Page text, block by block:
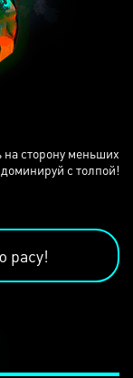
на сторону меньших
с толпой!
расу!